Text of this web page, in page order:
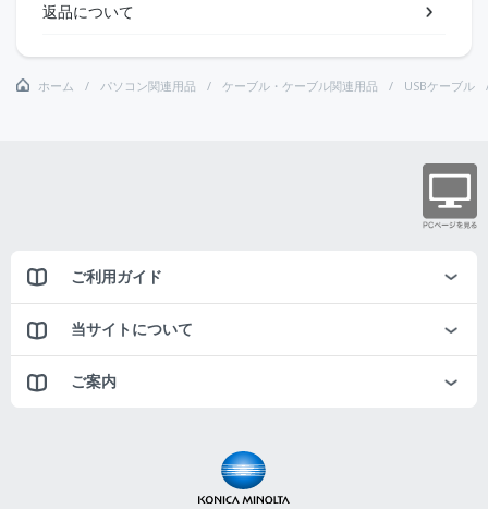
返品について
ホーム パソコン関連用品 ケーブル・ケーブル関連用品 USBケーブル
ご利用ガイド
当サイトについて
ご案内